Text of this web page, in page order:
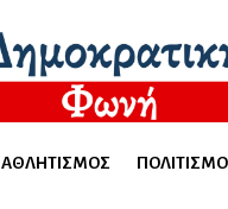
ΑΘΛΗΤΙΣΜΌΣ